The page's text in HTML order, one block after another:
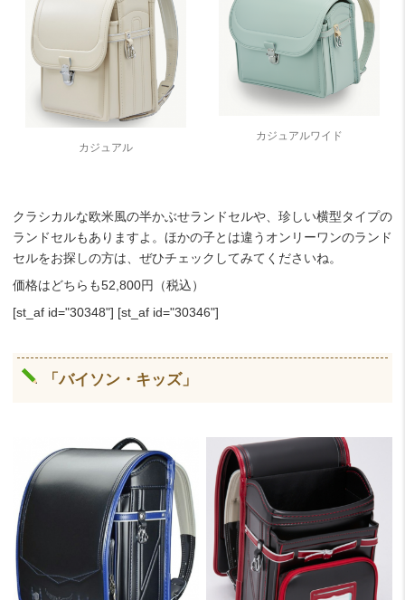
カジュアル
カジュアルワイド
クラシカルな欧米風の半かぶせランドセルや、珍しい横型タイプの
ランドセルもありますよ。ほかの子とは違うオンリーワンのランド
セルをお探しの方は、ぜひチェックしてみてくださいね。
価格はどちらも52,800円（税込）
[st_af id="30348"] [st_af id="30346"]
「バイソン・キッズ」